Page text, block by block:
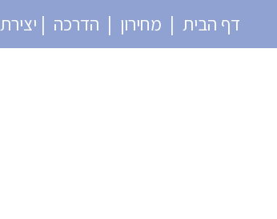
דף הבית | מחירון | הדרכה |